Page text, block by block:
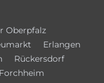
Oberpfalz
Erlangen
Rückersdorf
Forchheim